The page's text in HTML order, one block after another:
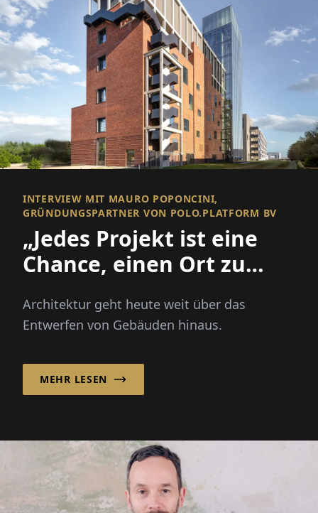
INTERVIEW MIT MAURO POPONCINI,
GRÜNDUNGSPARTNER VON POLO.PLATFORM BV
„Jedes Projekt ist eine
Chance, einen Ort zu
Gemeinschaft zu
Architektur geht heute weit über das
Entwerfen von Gebäuden hinaus.
MEHR LESEN